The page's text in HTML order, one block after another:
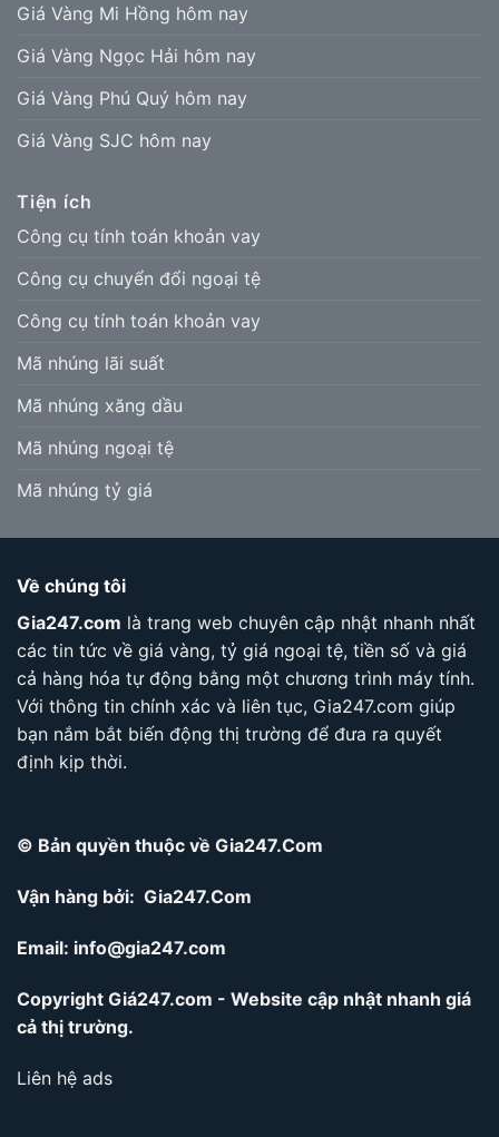
Giá Vàng Mi Hồng hôm nay
Giá Vàng Ngọc Hải hôm nay
Giá Vàng Phú Quý hôm nay
Giá Vàng SJC hôm nay
Tiện ích
Công cụ tính toán khoản vay
Công cụ chuyển đổi ngoại tệ
Công cụ tính toán khoản vay
Mã nhúng lãi suất
Mã nhúng xăng dầu
Mã nhúng ngoại tệ
Mã nhúng tỷ giá
Về chúng tôi
Gia247.com là trang web chuyên cập nhật nhanh nhất
các tin tức về giá vàng, tỷ giá ngoại tệ, tiền số và giá
cả hàng hóa tự động bằng một chương trình máy tính.
Với thông tin chính xác và liên tục, Gia247.com giúp
bạn nắm bắt biến động thị trường để đưa ra quyết
định kịp thời.
© Bản quyền thuộc về Gia247.Com
Vận hàng bởi: Gia247.Com
Email: info@gia247.com
Copyright Giá247.com - Website cập nhật nhanh giá
cả thị trường.
Liên hệ ads